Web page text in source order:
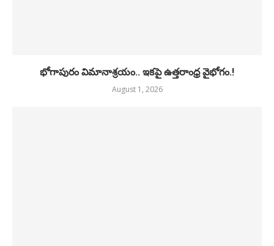
భోగాపురం విమానాశ్రయం.. ఇకపై ఉత్తరాంధ్ర వైభోగం.!
August 1, 2026